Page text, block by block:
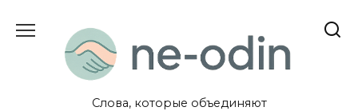
содержанию
Слова, которые объединяют